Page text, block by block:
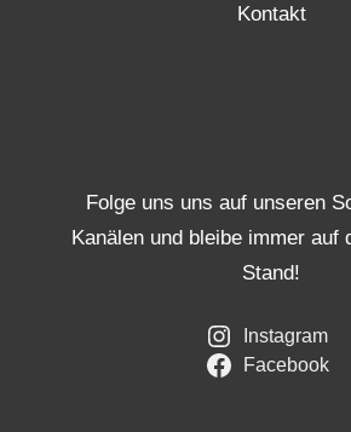
Kontakt
Folge uns uns auf unseren
Kanälen und bleibe immer auf
Stand!
Instagram
Facebook